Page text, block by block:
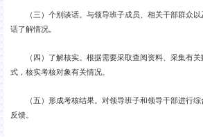
（三）个别谈话。与领导班子成员、相关干部群众以
话了解情况。
（四）了解核实。根据需要采取查阅资料、采集有关
式，核实考核对象有关情况。
（五）形成考核结果。对领导班子和领导干部进行综
反馈。